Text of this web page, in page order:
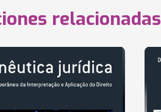
relacionadas